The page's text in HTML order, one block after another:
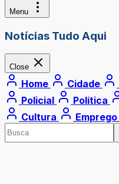
Menu
Notícias Tudo Aqui
Close
Home Cidade
Policial
Política
Cultura
Emprego